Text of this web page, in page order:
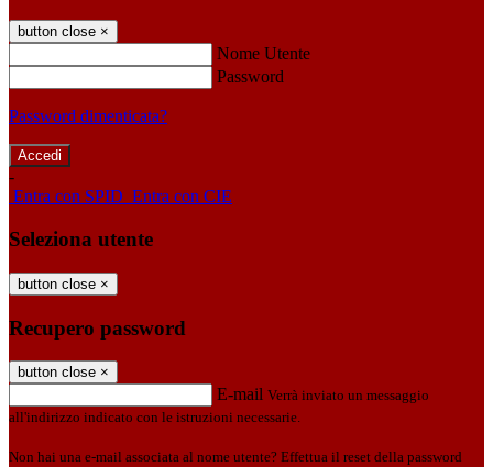
button close ×
Nome Utente
Password
Password dimenticata?
-
Entra con SPID Entra con CIE
Seleziona utente
button close ×
Recupero password
button close ×
E-mail Verrà inviato un messaggio
all'indirizzo indicato con le istruzioni necessarie.
Non hai una e-mail associata al nome utente? Effettua il reset della password